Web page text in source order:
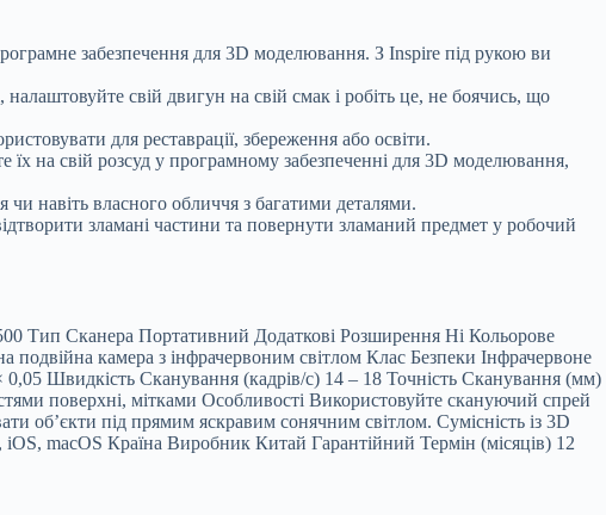
забезпечення для 3D моделювання. З Inspire під рукою ви
свій двигун на свій смак і робіть це, не боячись, що
для реставрації, збереження або освіти.
їх на свій розсуд у програмному забезпеченні для 3D моделювання,
навіть власного обличчя з багатими деталями.
зламані частини та повернути зламаний предмет у робочий
Тип Сканера Портативний Додаткові Розширення Ні Кольорове
камера з інфрачервоним світлом Клас Безпеки Інфрачервоне
0,05 Швидкість Сканування (кадрів/с) 14 – 18 Точність Сканування (мм)
поверхні, мітками Особливості Використовуйте скануючий спрей
об’єкти під прямим яскравим сонячним світлом. Сумісність із 3D
macOS Країна Виробник Китай Гарантійний Термін (місяців) 12